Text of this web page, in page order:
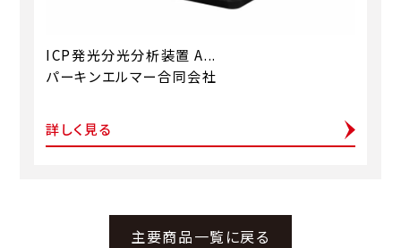
ICP発光分光分析装置 A...
パーキンエルマー合同会社
詳しく見る
主要商品一覧に戻る